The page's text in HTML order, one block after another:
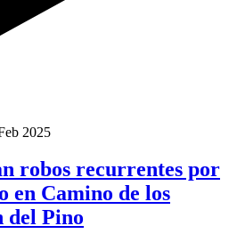
2025
robos recurrentes por
en Camino de los
del Pino